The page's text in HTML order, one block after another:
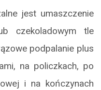
jest umaszczenie
czekoladowym tle
podpalanie plus
na policzkach, po
i na kończynach